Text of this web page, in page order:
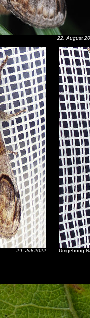
22. August
29. Juli 2022 Umgebung